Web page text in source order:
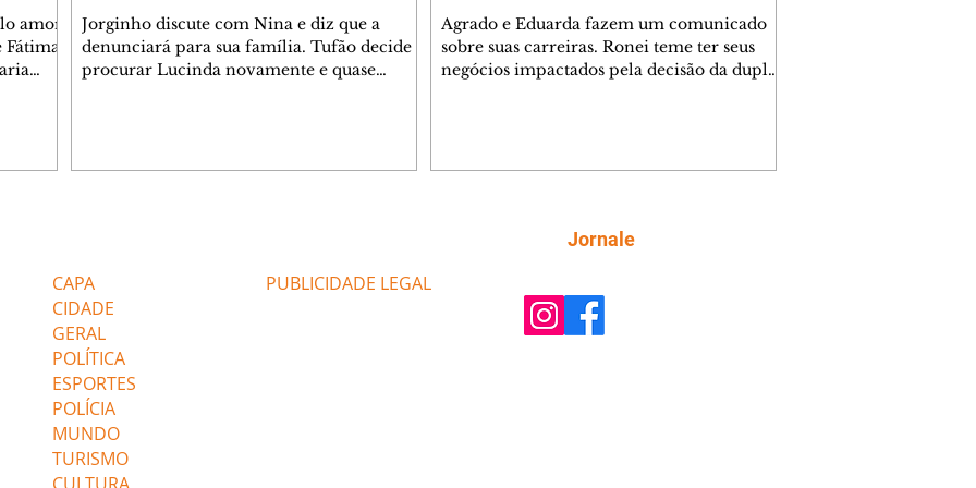
amor
Jorginho discute com Nina e diz que a
denunciará para sua família. Tufão decide
procurar Lucinda novamente e quase
Max estavam envolvidos na tentativa de
assalto à
Agrado e Eduarda fazem um comunicado
sobre suas carreiras. Ronei teme ter seus
negócios impactados pela decisão da dupla.
que se mudará de país, e Eduarda se
preocupa com Sol. Palhares desconfia de
CAPA
CIDADE
GERAL
POLÍTICA
ESPORTES
POLÍCIA
MUNDO
TURISMO
PUBLICIDADE LEGAL
Jornale